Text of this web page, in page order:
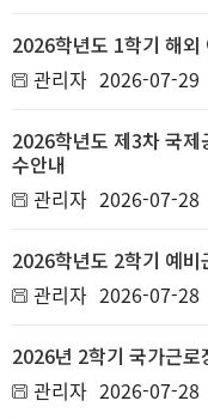
2026학년도 1학기 해외
관리자 2026-07-29
2026학년도 제3차 국
수안내
관리자 2026-07-28
2026학년도 2학기 예비
관리자 2026-07-28
2026년 2학기 국가근
관리자 2026-07-28